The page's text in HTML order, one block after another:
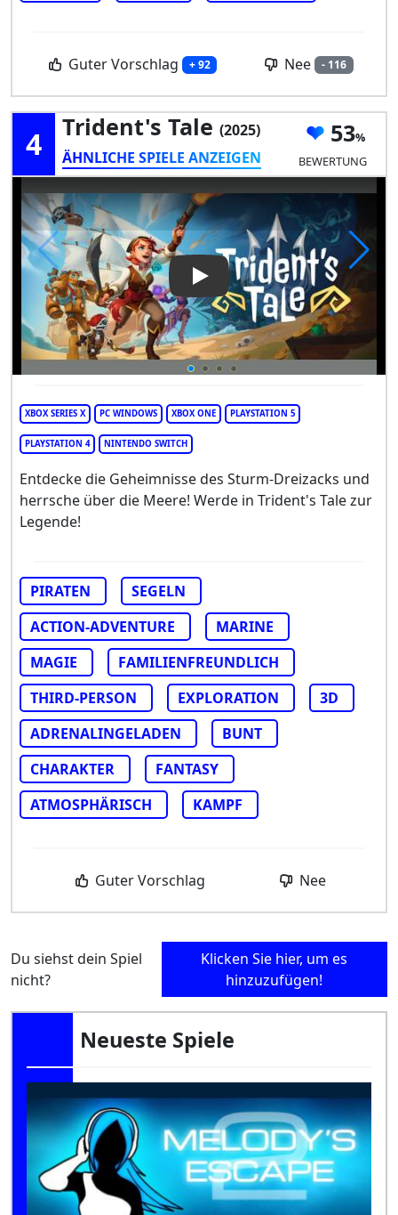
Guter Vorschlag + 92 Nee - 116
4 Trident's Tale (2025)
ÄHNLICHE SPIELE ANZEIGEN
53
BEWERTUNG
Play Video: Trident's Tale
XBOX SERIES X PC WINDOWS XBOX ONE PLAYSTATION 5
PLAYSTATION 4 NINTENDO SWITCH
Entdecke die Geheimnisse des Sturm-Dreizacks und
herrsche über die Meere! Werde in Trident's Tale zur
Legende!
PIRATEN
SEGELN
ACTION-ADVENTURE
MARINE
MAGIE
FAMILIENFREUNDLICH
THIRD-PERSON
EXPLORATION
3D
ADRENALINGELADEN
BUNT
CHARAKTER
FANTASY
ATMOSPHÄRISCH
KAMPF
Guter Vorschlag Nee
Du siehst dein Spiel
nicht?
Klicken Sie hier, um es
hinzuzufügen!
Neueste Spiele